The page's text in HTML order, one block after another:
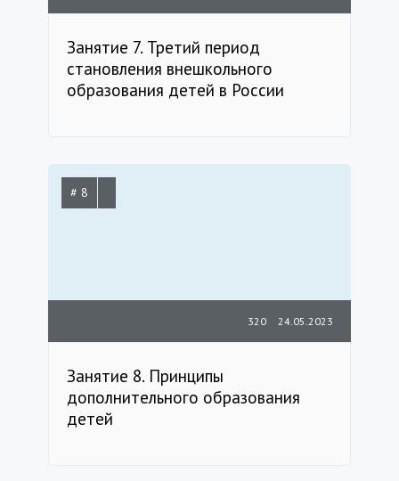
Занятие 7. Третий период
становления внешкольного
образования детей в России
# 8
24.05.2023
320
Занятие 8. Принципы
дополнительного образования
детей